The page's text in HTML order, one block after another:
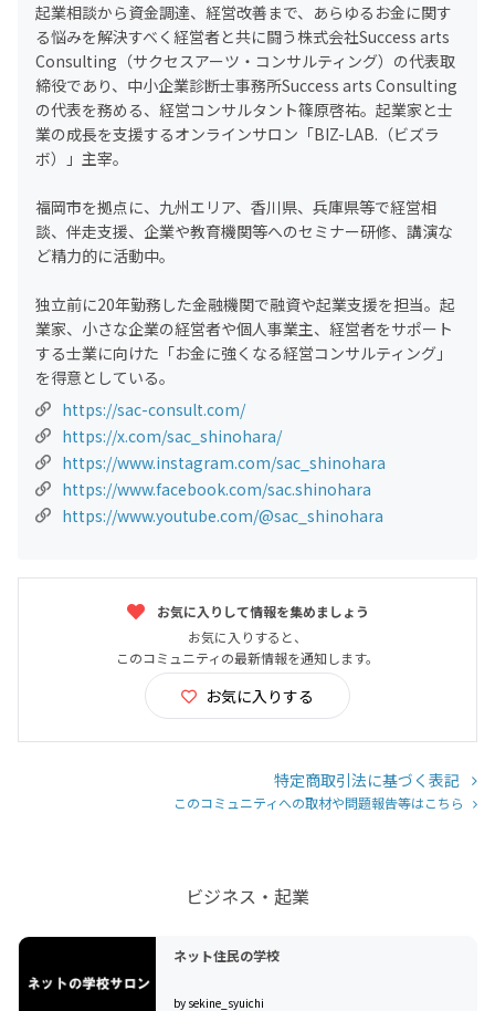
起業相談から資金調達、経営改善まで、あらゆるお金に関す
る悩みを解決すべく経営者と共に闘う株式会社Success arts
Consulting（サクセスアーツ・コンサルティング）の代表取
締役であり、中小企業診断士事務所Success arts Consulting
の代表を務める、経営コンサルタント篠原啓祐。起業家と士
業の成長を支援するオンラインサロン「BIZ-LAB.（ビズラ
ボ）」主宰。
福岡市を拠点に、九州エリア、香川県、兵庫県等で経営相
談、伴走支援、企業や教育機関等へのセミナー研修、講演な
ど精力的に活動中。
独立前に20年勤務した金融機関で融資や起業支援を担当。起
業家、小さな企業の経営者や個人事業主、経営者をサポート
する士業に向けた「お金に強くなる経営コンサルティング」
を得意としている。
https://sac-consult.com/
https://x.com/sac_shinohara/
https://www.instagram.com/sac_shinohara
https://www.facebook.com/sac.shinohara
https://www.youtube.com/@sac_shinohara
お気に入りして情報を集めましょう
お気に入りすると、
このコミュニティの最新情報を通知します。
お気に入りする
特定商取引法に基づく表記
このコミュニティへの取材や問題報告等はこちら
ビジネス・起業
ネット住民の学校
by sekine_syuichi